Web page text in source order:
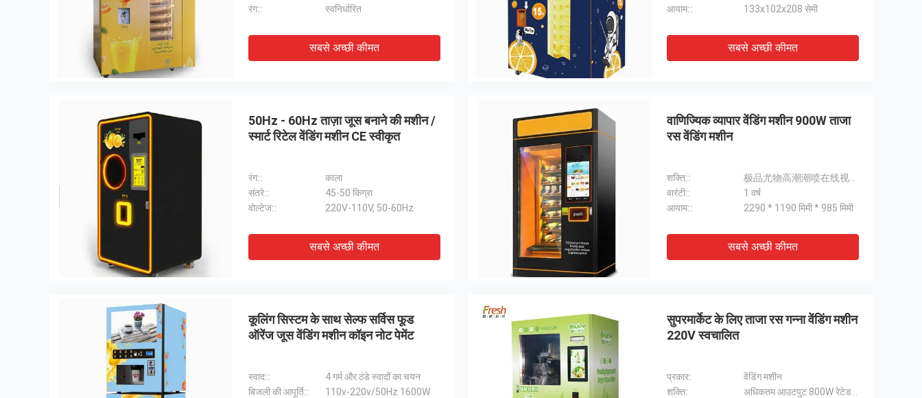
रंग::
स्वनिर्धारित
सबसे अच्छी कीमत
आयाम::
133x102x208 सेमी
सबसे अच्छी कीमत
50Hz - 60Hz ताज़ा जूस बनाने की मशीन /
स्मार्ट रिटेल वेंडिंग मशीन CE स्वीकृत
रंग::
काला
संतरे::
45-50 किग्रा
वोल्टेज::
220V-110V, 50-60Hz
सबसे अच्छी कीमत
वाणिज्यिक व्यापार वेंडिंग मशीन 900W ताजा
रस वेंडिंग मशीन
शक्ति::
वारंटी::
1 वर्ष
आयाम::
2290 * 1190 मिमी * 985 मिमी
सबसे अच्छी कीमत
कूलिंग सिस्टम के साथ सेल्फ सर्विस फूड
ऑरेंज जूस वेंडिंग मशीन कॉइन नोट पेमेंट
स्वाद::
4 गर्म और ठंडे स्वादों का चयन
बिजली की आपूर्ति::
110v-220v/50Hz 1600W
सुपरमार्केट के लिए ताजा रस गन्ना वेंडिंग मशीन
220V स्वचालित
प्रकार:
वेंडिंग मशीन
शक्ति: